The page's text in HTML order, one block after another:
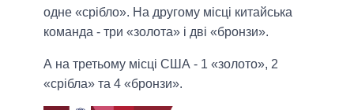
одне «срібло». На другому місці китайська
команда - три «золота» і дві «бронзи».
А на третьому місці США - 1 «золото», 2
«срібла» та 4 «бронзи».